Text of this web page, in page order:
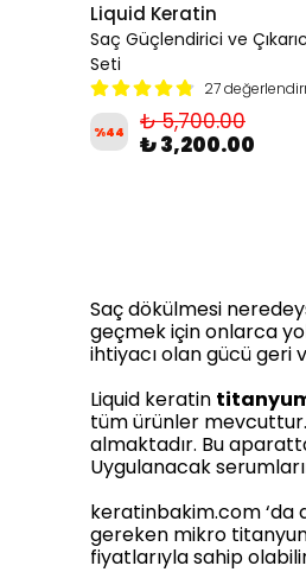
Liquid Keratin
Saç Güçlendirici ve
Seti
27
%44
₺ 5,700.00
₺ 3,200.00
Saç dökülmesi
geçmek için onlarca
ihtiyacı olan gücü geri
Liquid keratin
tüm ürünler
almaktadır. Bu
Uygulanacak
keratinbakim.com ‘da
gereken mikro
fiyatlarıyla sahip